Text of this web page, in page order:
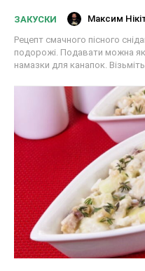
ЗАКУСКИ Максим
Рецепт смачного пісного
подорожі. Подавати можна як
намазки для канапок.